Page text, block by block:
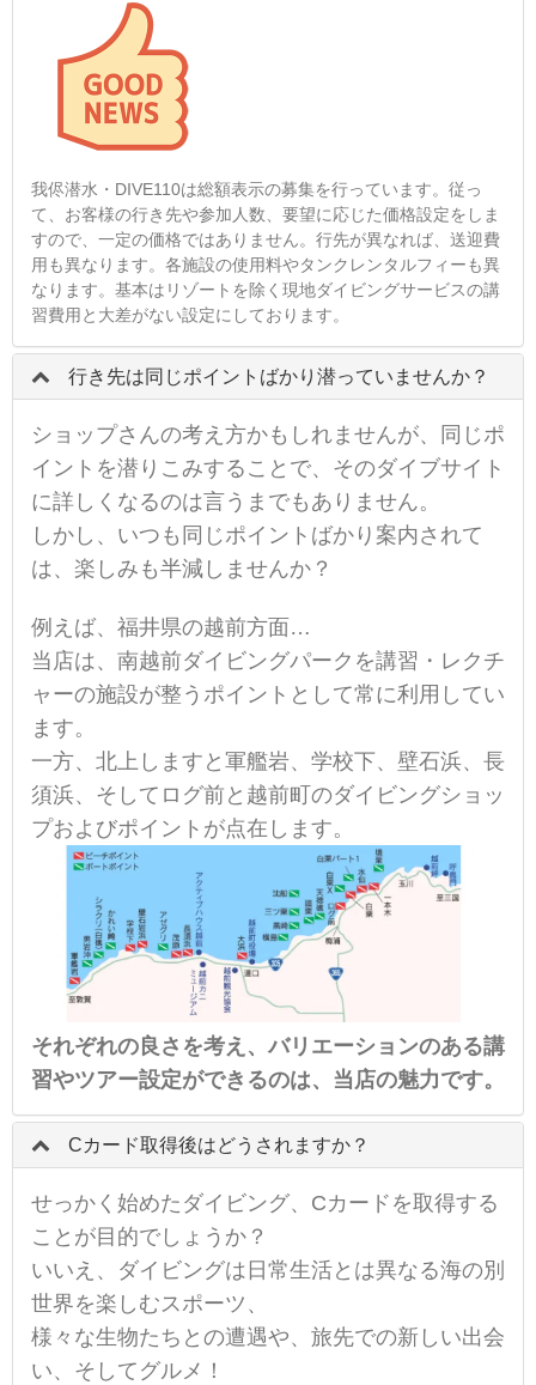
我侭潜水・DIVE110は総額表示の募集を行っています。従っ
て、お客様の行き先や参加人数、要望に応じた価格設定をしま
すので、一定の価格ではありません。行先が異なれば、送迎費
用も異なります。各施設の使用料やタンクレンタルフィーも異
なります。基本はリゾートを除く現地ダイビングサービスの講
習費用と大差がない設定にしております。
行き先は同じポイントばかり潜っていませんか？
ショップさんの考え方かもしれませんが、同じポ
イントを潜りこみすることで、そのダイブサイト
に詳しくなるのは言うまでもありません。
しかし、いつも同じポイントばかり案内されて
は、楽しみも半減しませんか？
例えば、福井県の越前方面…
当店は、南越前ダイビングパークを講習・レクチ
ャーの施設が整うポイントとして常に利用してい
ます。
一方、北上しますと軍艦岩、学校下、壁石浜、長
須浜、そしてログ前と越前町のダイビングショッ
プおよびポイントが点在します。
それぞれの良さを考え、バリエーションのある講
習やツアー設定ができるのは、当店の魅力です。
Cカード取得後はどうされますか？
せっかく始めたダイビング、Cカードを取得する
ことが目的でしょうか？
いいえ、ダイビングは日常生活とは異なる海の別
世界を楽しむスポーツ、
様々な生物たちとの遭遇や、旅先での新しい出会
い、そしてグルメ！